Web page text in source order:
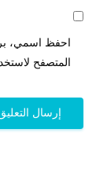
احفظ اسمي،
المتصفح